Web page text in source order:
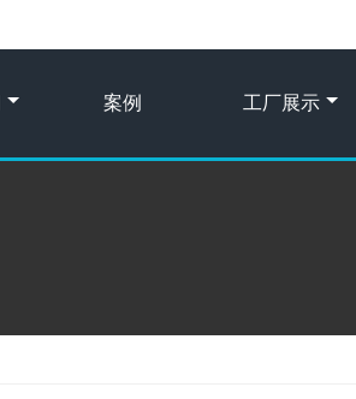
案例 工厂展示